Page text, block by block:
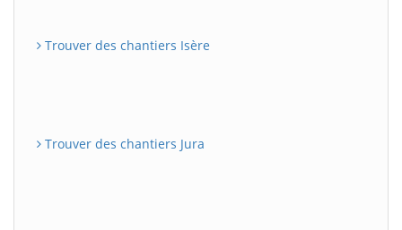
Trouver des chantiers Isère
Trouver des chantiers Jura